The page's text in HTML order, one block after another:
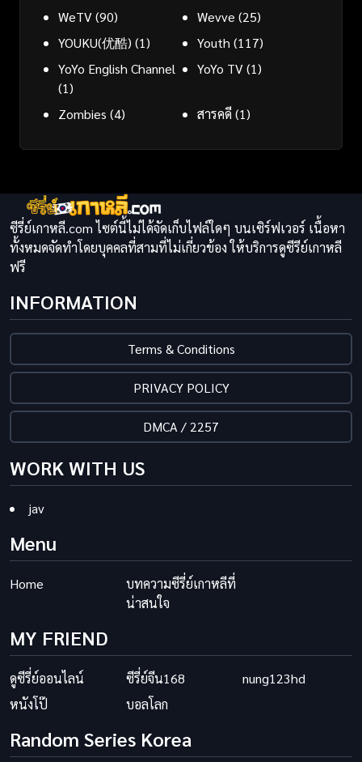
WeTV(90) Wevve (25)
YOUKU(优酷) (1) Youth (117)
YoYo English Channel
(1)
YoYo TV(1)
Zombies (4) สารคดี(1)
ซีรี่ย์เกาหลี.com ไซต์นี้ไม่ได้จัดเก็บไฟล์ใดๆ บนเซิร์ฟเวอร์ เนื้อหา
ทั้งหมดจัดทำโดยบุคคลที่สามที่ไม่เกี่ยวข้อง ให้บริการดูซีรีย์เกาหลี
ฟรี
INFORMATION
Terms & Conditions
PRIVACY POLICY
DMCA / 2257
WORK WITH US
jav
Menu
Home
บทความซีรี่ย์เกาหลีที่
น่าสนใจ
MY FRIEND
ดูซีรี่ย์ออนไลน์ ซีรี่ย์จีน168
nung123hd
หนังโป๊
บอลโลก
Random Series Korea